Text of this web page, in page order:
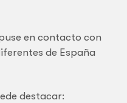
en contacto con
de España
destacar: